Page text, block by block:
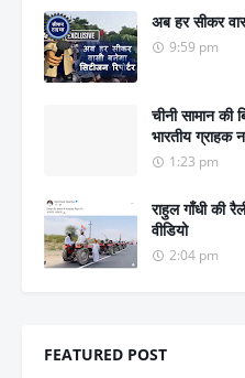
अब हर सीकर
9:59 pm
चीनी सामान की
भारतीय ग्राहक
1:23 pm
राहुल गाँधी की
वीडियो
2:04 pm
FEATURED POST